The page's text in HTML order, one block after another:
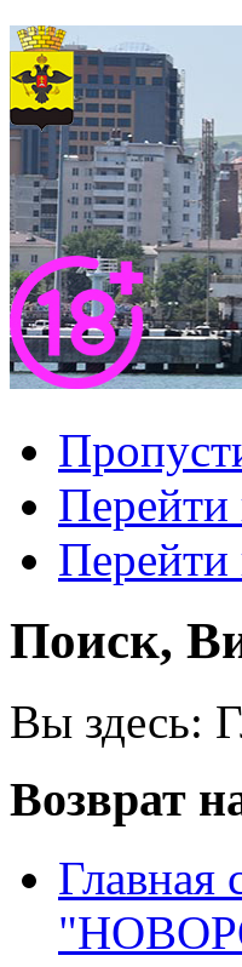
Перейти
Поиск,
Вы здесь:
Возврат
Главная